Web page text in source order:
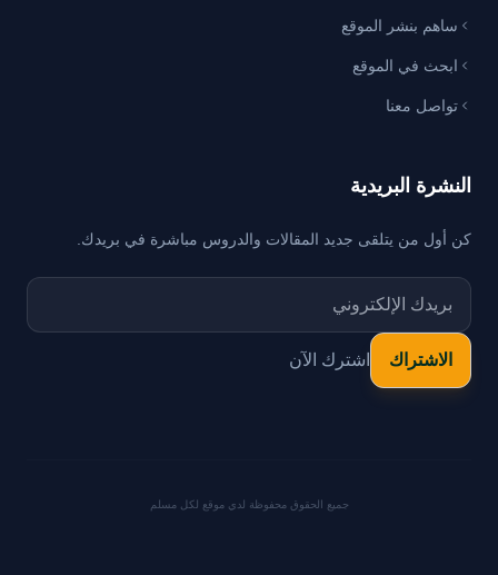
ساهم بنشر الموقع
ابحث في الموقع
تواصل معنا
النشرة البريدية
كن أول من يتلقى جديد المقالات والدروس مباشرة في بريدك.
اشترك الآن
جميع الحقوق محفوظة لدي موقع لكل مسلم